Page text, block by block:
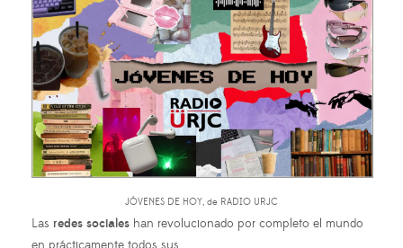
JÓVENES DE HOY, de RADIO URJC
Las redes sociales han revolucionado por completo el mundo